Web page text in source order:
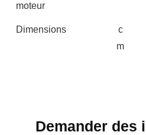
moteur
Dimensions
c
m
Demander des